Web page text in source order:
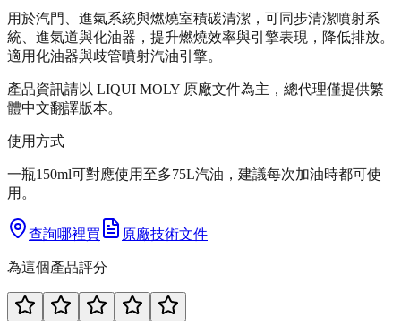
用於汽門、進氣系統與燃燒室積碳清潔，可同步清潔噴射系
統、進氣道與化油器，提升燃燒效率與引擎表現，降低排放。
適用化油器與歧管噴射汽油引擎。
產品資訊請以 LIQUI MOLY 原廠文件為主，總代理僅提供繁
體中文翻譯版本。
使用方式
一瓶150ml可對應使用至多75L汽油，建議每次加油時都可使
用。
查詢哪裡買 原廠技術文件
為這個產品評分